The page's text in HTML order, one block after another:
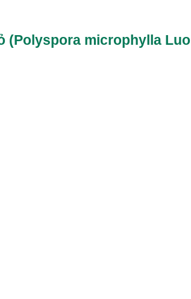
(Polyspora microphylla